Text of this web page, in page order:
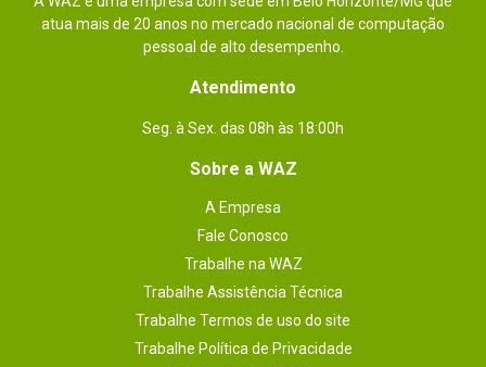
atua mais de 20 anos no mercado nacional de computação
pessoal de alto desempenho.
Atendimento
Seg. à Sex. das 08h às 18:00h
Sobre a WAZ
A Empresa
Fale Conosco
Trabalhe na WAZ
Trabalhe Assistência Técnica
Trabalhe Termos de uso do site
Trabalhe Política de Privacidade